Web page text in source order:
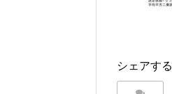
シェアする